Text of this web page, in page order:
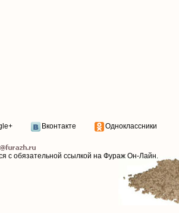
Вконтакте Одноклассники
с обязательной ссылкой на Фураж Он-Лайн.